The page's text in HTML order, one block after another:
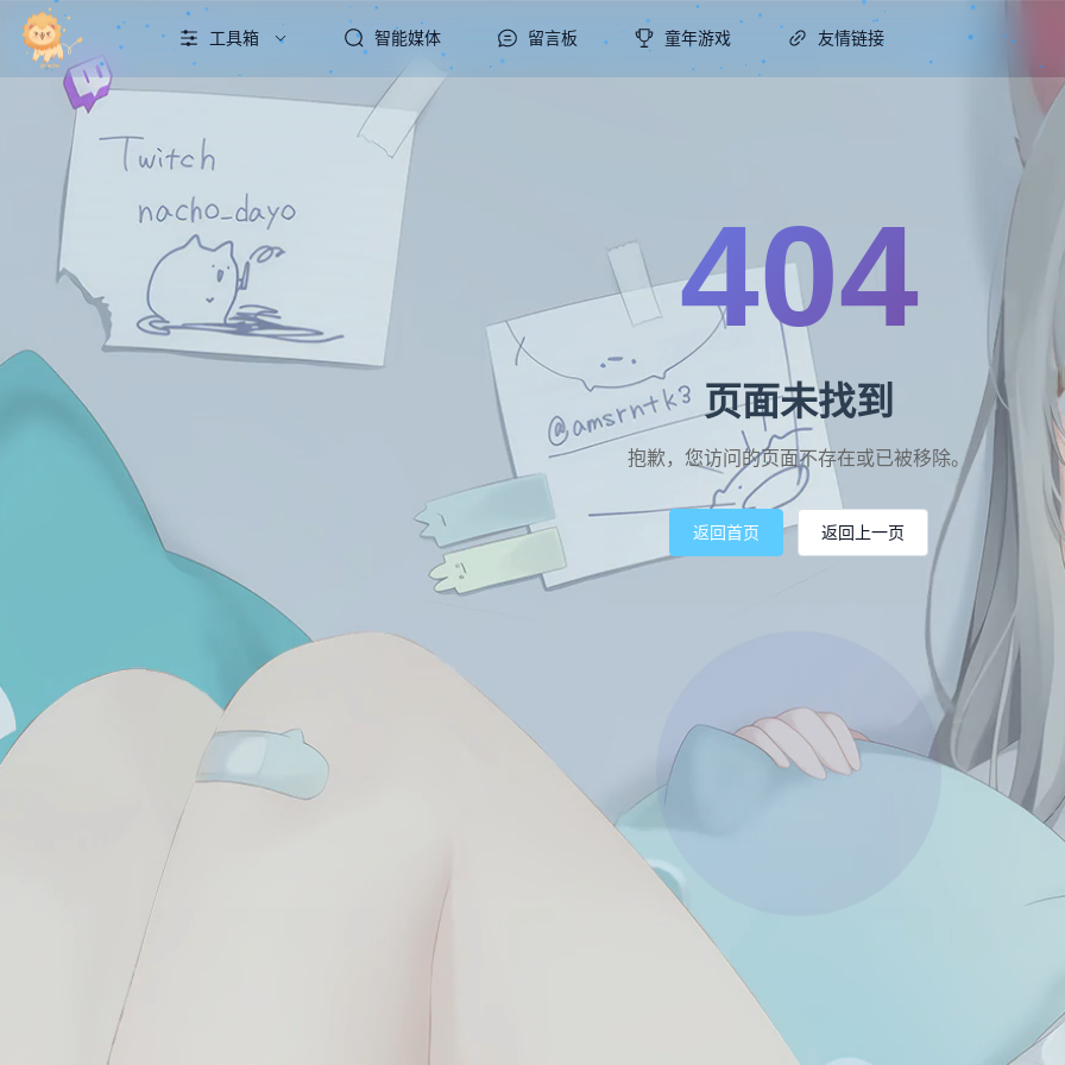
工具箱 智能媒体 留言板 童年游戏 友情链接
404
页面未找到
抱歉，您访问的页面不存在或已被移除。
返回首页 返回上一页